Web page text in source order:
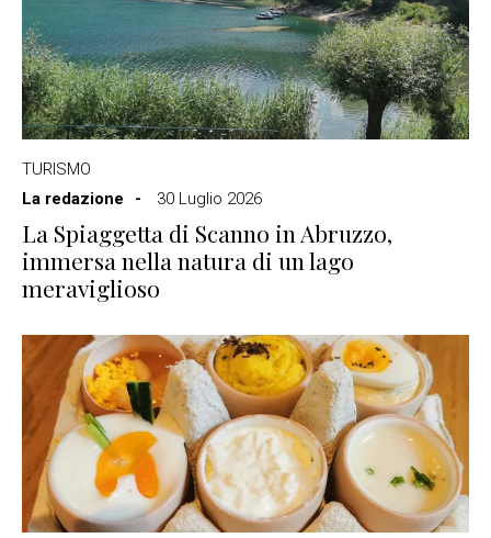
TURISMO
La redazione
30 Luglio 2026
La Spiaggetta di Scanno in Abruzzo,
immersa nella natura di un lago
meraviglioso